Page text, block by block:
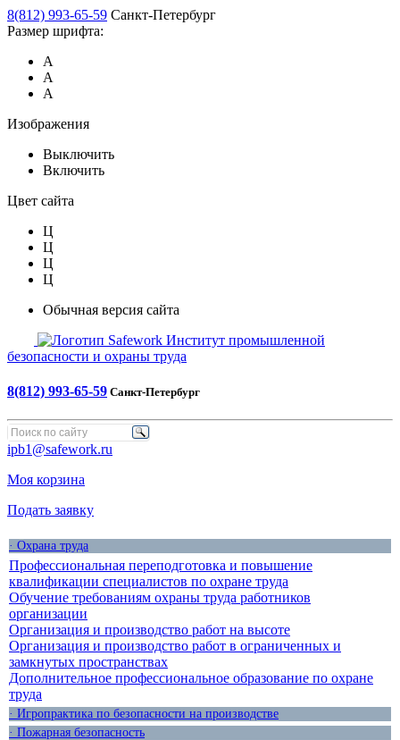
8(812) 993-65-59 Санкт-Петербург
Размер шрифта:
А
А
А
Изображения
Выключить
Включить
Цвет сайта
Ц
Ц
Ц
Ц
Обычная версия сайта
Safework Институт промышленной
безопасности и охраны труда
8(812) 993-65-59 Санкт-Петербург
ipb1@safework.ru
Моя корзина
Подать заявку
· Охрана труда
Профессиональная переподготовка и повышение
квалификации специалистов по охране труда
Обучение требованиям охраны труда работников
организации
Организация и производство работ на высоте
Организация и производство работ в ограниченных и
замкнутых пространствах
Дополнительное профессиональное образование по охране
труда
· Игропрактика по безопасности на производстве
· Пожарная безопасность